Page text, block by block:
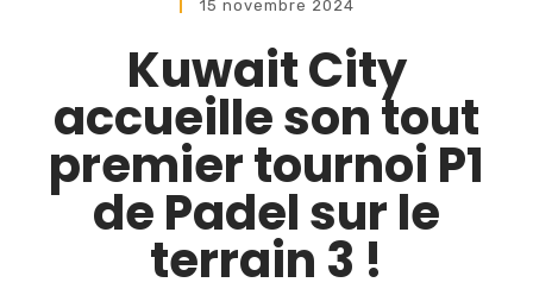
15 novembre 2024
Kuwait City
accueille son tout
premier tournoi P1
de Padel sur le
terrain 3 !